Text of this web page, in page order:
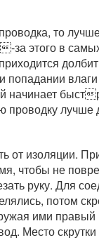
то
за этого в
попадании
быст
лучше
от изоляции.
чтобы не
руку. Для
потом
ими
Место скрутки